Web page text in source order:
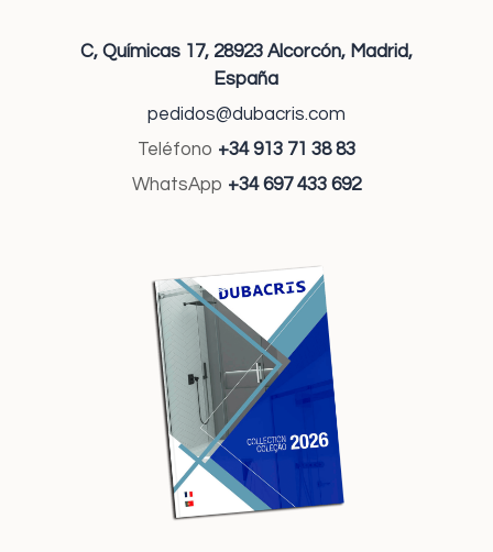
C, Químicas 17, 28923 Alcorcón, Madrid,
España
pedidos@dubacris.com
Teléfono +34 913 71 38 83
WhatsApp +34 697 433 692